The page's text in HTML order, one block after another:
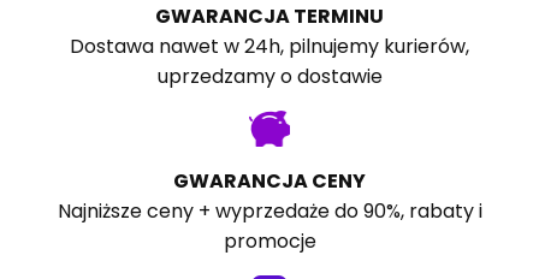
GWARANCJA TERMINU
Dostawa nawet w 24h, pilnujemy kurierów,
uprzedzamy o dostawie
GWARANCJA CENY
Najniższe ceny + wyprzedaże do 90%, rabaty i
promocje